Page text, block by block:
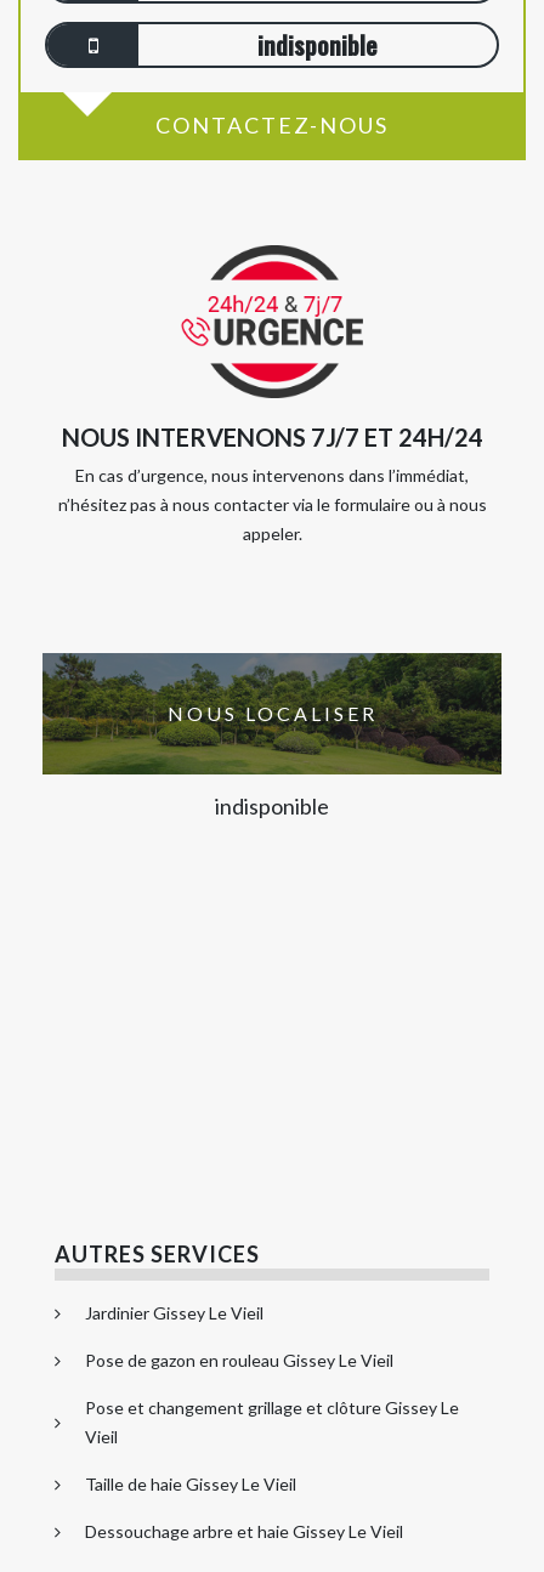
indisponible
CONTACTEZ-NOUS
NOUS INTERVENONS 7J/7 ET 24H/24
En cas d’urgence, nous intervenons dans l’immédiat,
n’hésitez pas à nous contacter via le formulaire ou à nous
appeler.
NOUS LOCALISER
indisponible
AUTRES SERVICES
Jardinier Gissey Le Vieil
Pose de gazon en rouleau Gissey Le Vieil
Pose et changement grillage et clôture Gissey Le
Vieil
Taille de haie Gissey Le Vieil
Dessouchage arbre et haie Gissey Le Vieil